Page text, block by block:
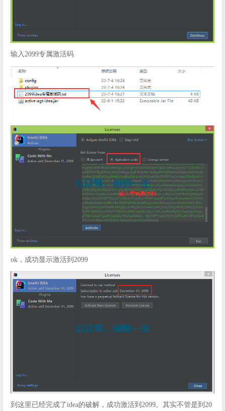
输入2099专属激活码
ok，成功显示激活到2099
到这里已经完成了idea的破解，成功激活到2099。其实不管是到20